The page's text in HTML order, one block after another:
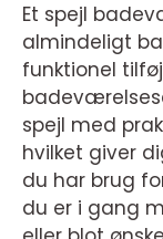
Et spejl
almindeligt
funktionel
spejl med
hvilket giver
du har brug
du er i gang